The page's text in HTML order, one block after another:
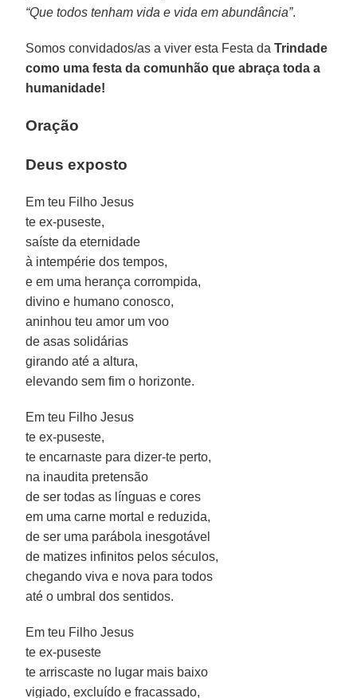
“Que todos tenham vida e vida em abundância”.
Somos convidados/as a viver esta Festa daTrindade
como uma festa da comunhão que abraça toda a
humanidade!
Oração
Deus exposto
Em teu Filho Jesus
te ex-puseste,
saíste da eternidade
à intempérie dos tempos,
e em uma herança corrompida,
divino e humano conosco,
aninhou teu amor um voo
de asas solidárias
girando até a altura,
elevando sem fim o horizonte.
Em teu Filho Jesus
te ex-puseste,
te encarnaste para dizer-te perto,
na inaudita pretensão
de ser todas as línguas e cores
em uma carne mortal e reduzida,
de ser uma parábola inesgotável
de matizes infinitos pelos séculos,
chegando viva e nova para todos
até o umbral dos sentidos.
Em teu Filho Jesus
te ex-puseste
te arriscaste no lugar mais baixo
vigiado, excluído e fracassado,